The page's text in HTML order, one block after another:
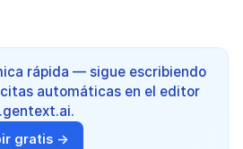
rápida — sigue escribiendo
automáticas en el editor
gratis →